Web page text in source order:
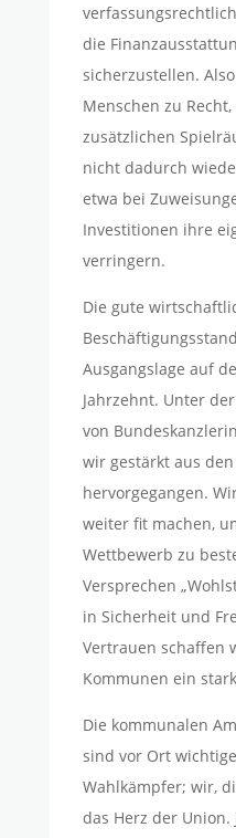
die
sicherzustellen.
Menschen zu
zusätzlichen
nicht dadurch
etwa bei
Investitionen ihre
verringern.
Die gute
Ausgangslage auf
Jahrzehnt. Unter
von
wir gestärkt aus
hervorgegangen.
weiter fit machen,
Wettbewerb zu
Versprechen
in Sicherheit und
Vertrauen schaffen
Kommunen ein
Die kommunalen
sind vor Ort
Wahlkämpfer; wir,
das Herz der Union.